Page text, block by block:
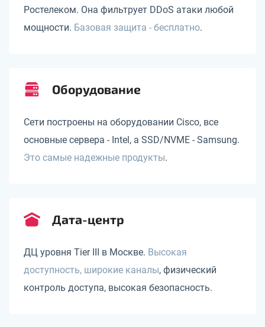
Ростелеком. Она фильтрует DDoS атаки любой
мощности. Базовая защита - бесплатно.
Оборудование
Сети построены на оборудовании Cisco, все
основные сервера - Intel, а SSD/NVME - Samsung.
Это самые надежные продукты.
Дата-центр
ДЦ уровня Tier III в Москве. Высокая
доступность, широкие каналы, физический
контроль доступа, высокая безопасность.